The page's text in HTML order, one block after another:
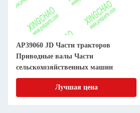
AP39060 JD Части тракторов
Приводные валы Части
сельскохозяйственных машин
Лучшая цена